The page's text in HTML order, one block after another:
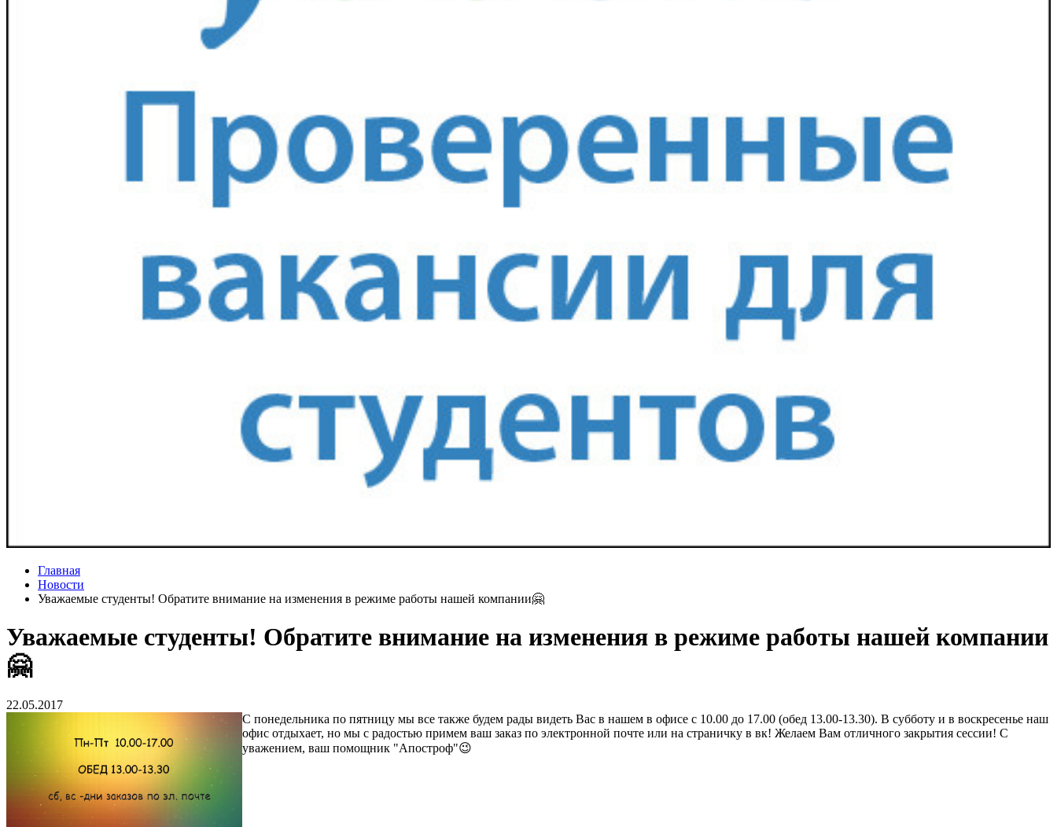
Главная
Новости
Уважаемые студенты! Обратите внимание на изменения в режиме работы нашей компании🤗
Уважаемые студенты! Обратите внимание на изменения в режиме работы нашей компании
🤗
22.05.2017
С понедельника по пятницу мы все также будем рады видеть Вас в нашем в офисе с 10.00 до 17.00 (обед 13.00-13.30). В субботу и в воскресенье наш
офис отдыхает, но мы с радостью примем ваш заказ по электронной почте или на страничку в вк! Желаем Вам отличного закрытия сессии! С
уважением, ваш помощник "Апостроф"😉